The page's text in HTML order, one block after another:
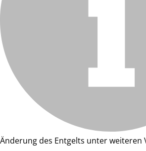
Änderung des Entgelts unter weiteren